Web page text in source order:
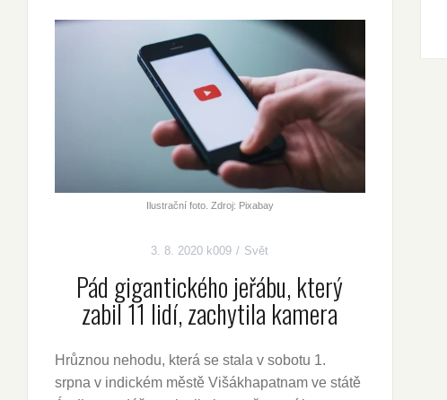
Ilustrační foto. Zdroj: Pixabay
3. 8. 2020 k009 Svět
Pád gigantického jeřábu, který
zabil 11 lidí, zachytila kamera
Hrůznou nehodu, která se stala v sobotu 1.
srpna v indickém městě Višákhapatnam ve státě